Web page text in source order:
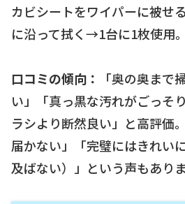
カビシートをワイパーに被せ
に沿って拭く→1台に1枚使用。
口コミの傾向：
「奥の奥まで
い」「真っ黒な汚れがごっそ
ラシより断然良い」と高評価
届かない」「完璧にはきれい
及ばない）」という声もありま